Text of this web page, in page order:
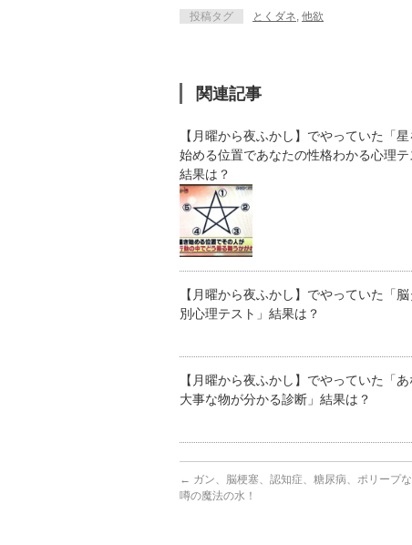
投稿タグ とくダネ, 他欲
関連記事
【月曜から夜ふかし】でやっていた「星
始める位置であなたの性格わかる心理テ
結果は？
【月曜から夜ふかし】でやっていた「
別心理テスト」結果は？
【月曜から夜ふかし】でやっていた「
大事な物が分かる診断」結果は？
← ガン、脳梗塞、認知症、糖尿病、ポリープ
噂の魔法の水！